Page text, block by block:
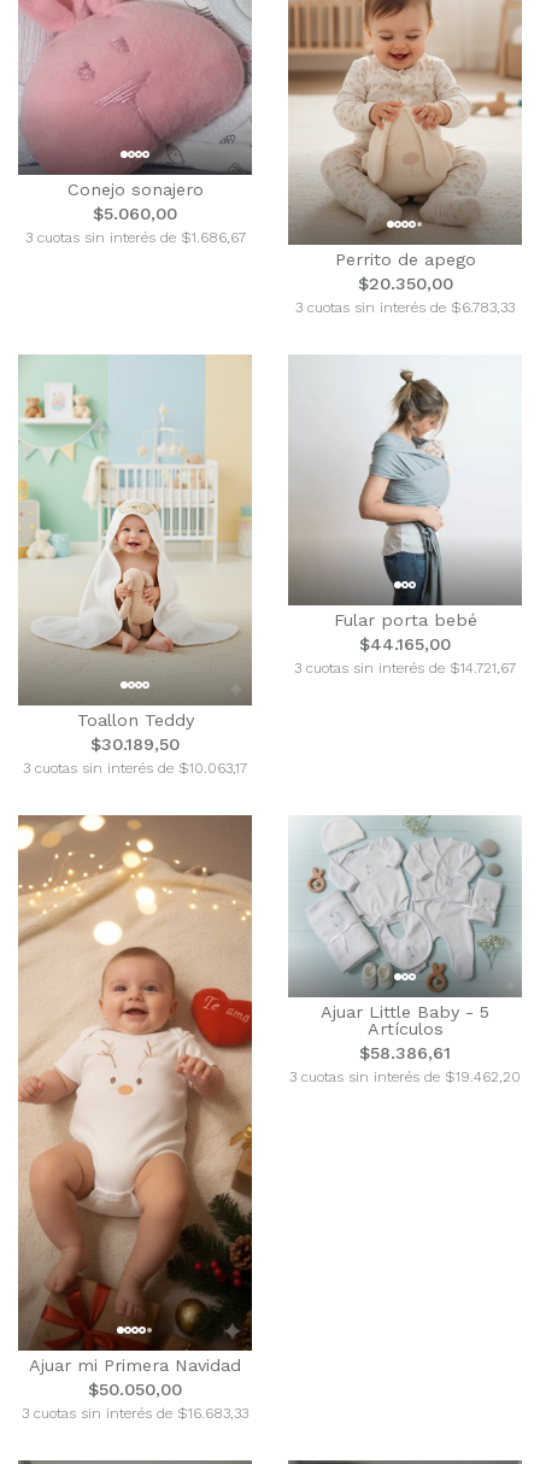
Conejo sonajero
$5.060,00
3 cuotas sin interés de $1.686,67
Perrito de apego
$20.350,00
3 cuotas sin interés de $6.783,33
Toallon Teddy
$30.189,50
3 cuotas sin interés de $10.063,17
Fular porta bebé
$44.165,00
3 cuotas sin interés de $14.721,67
Ajuar mi Primera Navidad
$50.050,00
3 cuotas sin interés de $16.683,33
Ajuar Little Baby - 5
Artículos
$58.386,61
3 cuotas sin interés de $19.462,20